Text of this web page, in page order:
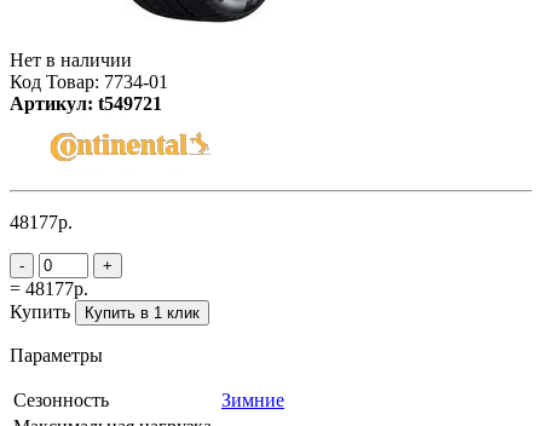
Нет в наличии
Код Товар: 7734-01
Артикул: t549721
48177р.
- +
= 48177р.
Купить
Купить в 1 клик
Параметры
Сезонность
Зимние